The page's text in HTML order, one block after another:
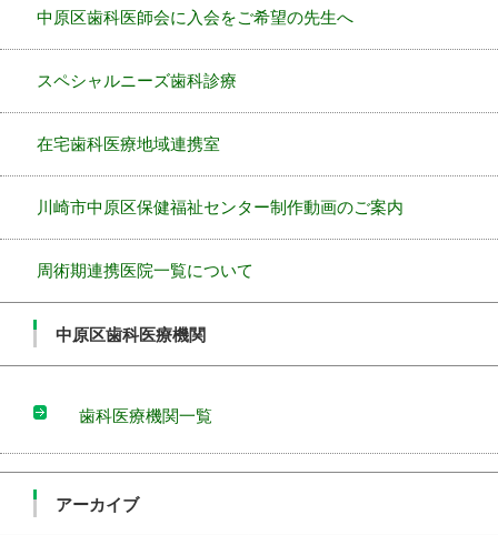
中原区歯科医師会に入会をご希望の先生へ
スペシャルニーズ歯科診療
在宅歯科医療地域連携室
川崎市中原区保健福祉センター制作動画のご案内
周術期連携医院一覧について
中原区歯科医療機関
歯科医療機関一覧
アーカイブ